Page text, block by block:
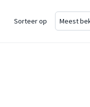
Sorteer op